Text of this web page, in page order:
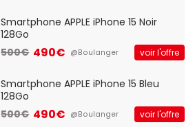
Smartphone APPLE iPhone 15 Noir
128Go
500€ 490€ @Boulanger voir l'offre
Smartphone APPLE iPhone 15 Bleu
128Go
500€ 490€ @Boulanger voir l'offre